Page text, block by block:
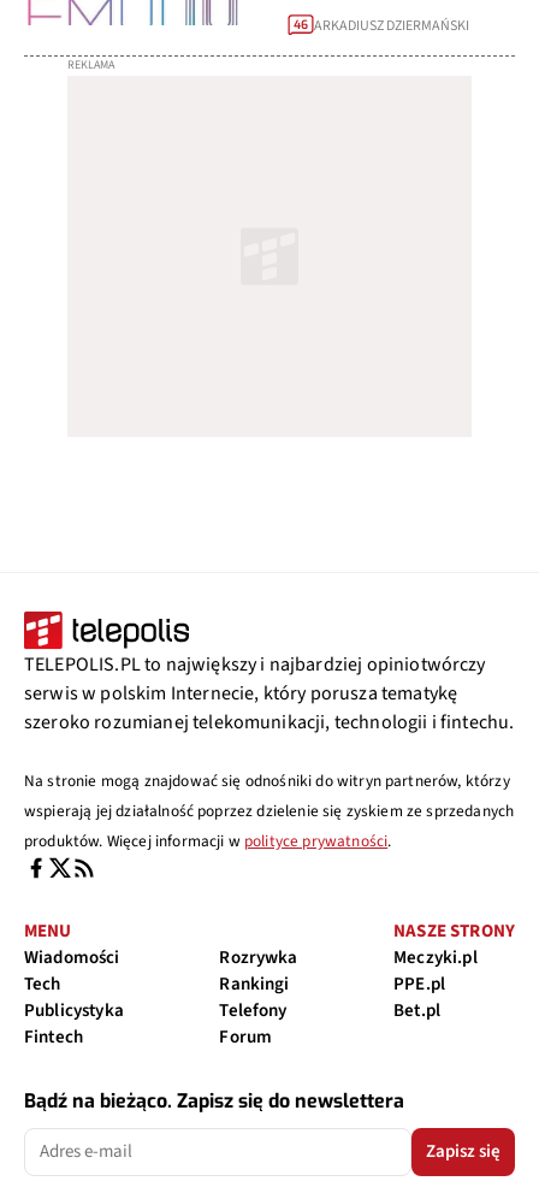
46 ARKADIUSZ DZIERMAŃSKI
TELEPOLIS.PL to największy i najbardziej opiniotwórczy
serwis w polskim Internecie, który porusza tematykę
szeroko rozumianej telekomunikacji, technologii i fintechu.
Na stronie mogą znajdować się odnośniki do witryn partnerów, którzy
wspierają jej działalność poprzez dzielenie się zyskiem ze sprzedanych
produktów. Więcej informacji w polityce prywatności.
MENU
Wiadomości
Tech
Publicystyka
Fintech
Rozrywka
Rankingi
Telefony
Forum
NASZE STRONY
Meczyki.pl
PPE.pl
Bet.pl
Bądź na bieżąco. Zapisz się do newslettera
Zapisz się